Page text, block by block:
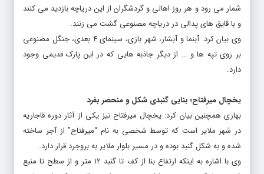
شمار می رود و هر روز اهالی و گردشگران از این دریاچه بازدید می کنند
و با قایق های پدالی در دریاچه مصنوعی گشت می زنند.
وی بیان کرد: آبنما و آبشار، شهر بازی، سینمای ۴ بعدی، جنگل مصنوعی
بر روی تپه‌ ها و … از دیگر جاذبه هایی که در این پارک قدیمی وجود
دارد.
یخچال میرفتاح؛ بنایی گنبدی شکل و منحصر بفرد
بهاری همچنین بیان کرد: یخچال میرفتاح نیز یکی از آثار دوره قاجاریه
در شهر ملایر است که توسط شخصی به نام “میرفتاح” از آجر ساخته
شده و به شکل گنبد بوده و در مسیر بلوار ملایر به بروجرد قرار دارد.
وی با اشاره به اینکه ارتفاع بنا از کف تا گنبد ۱۲ متر و از سطح تا منبع